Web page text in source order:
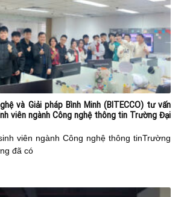
và Giải pháp Bình Minh (BITECCO) tư vấn
viên ngành Công nghệ thông tin Trường Đại
viên ngành Công nghệ thông tinTrường
đã có